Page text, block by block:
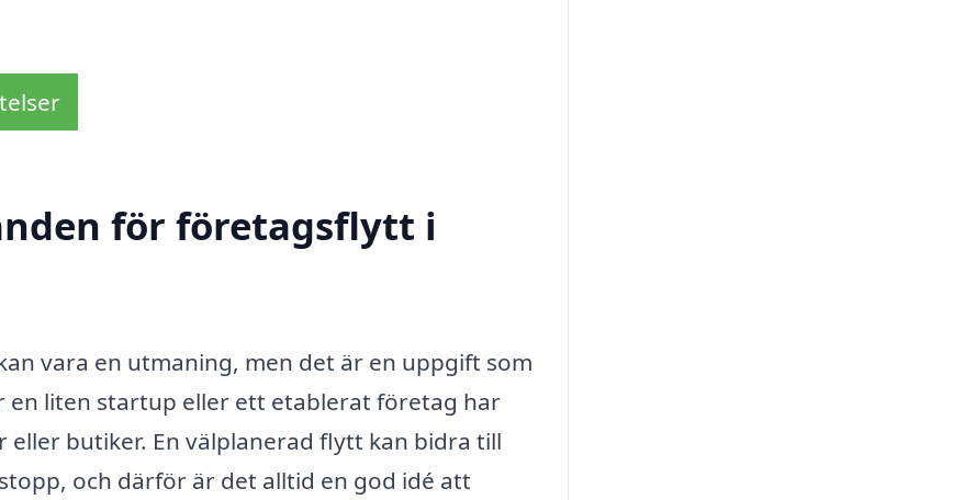
för företagsflytt i
vara en utmaning, men det är en uppgift som
en liten startup eller ett etablerat företag har
butiker. En välplanerad flytt kan bidra till
och därför är det alltid en god idé att